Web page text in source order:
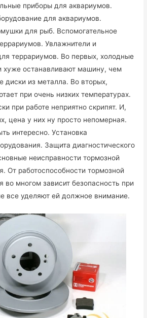
приборы для аквариумов.
для аквариумов.
для рыб. Вспомогательное
Увлажнители и
террариумов. Во первых, холодные
хуже останавливают машину, чем
диски из металла. Во вторых,
при очень низких температурах.
при работе неприятно скрипят. И,
цена у них ну просто непомерная.
интересно. Установка
Защита диагностического
неисправности тормозной
От работоспособности тормозной
во многом зависит безопасность при
все уделяют ей должное внимание.